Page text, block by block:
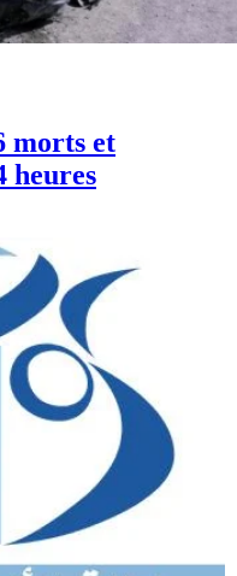
morts et
heures